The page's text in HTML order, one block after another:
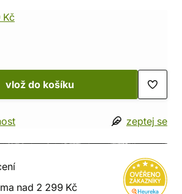
Kč
vlož do košíku
zeptej se
nad 2 299 Kč